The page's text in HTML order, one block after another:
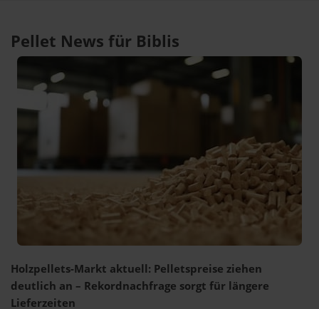
Pellet News für Biblis
Holzpellets-Markt aktuell: Pelletspreise ziehen
deutlich an – Rekordnachfrage sorgt für längere
Lieferzeiten